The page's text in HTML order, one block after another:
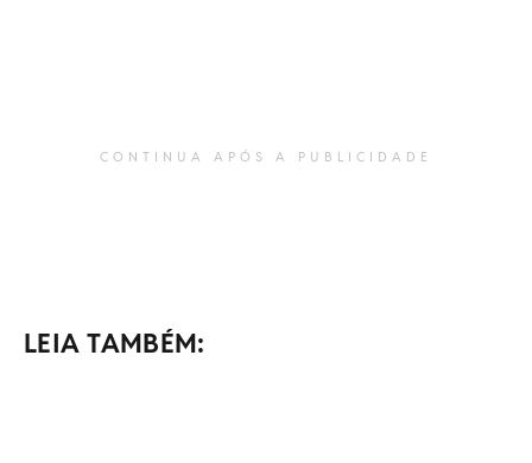
CONTINUA APÓS A PUBLICIDADE
LEIA TAMBÉM: